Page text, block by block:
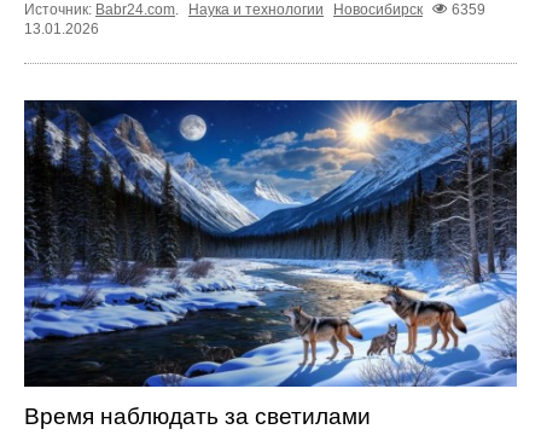
Источник: Babr24.com. Наука и технологии Новосибирск
6359
13.01.2026
Время наблюдать за светилами